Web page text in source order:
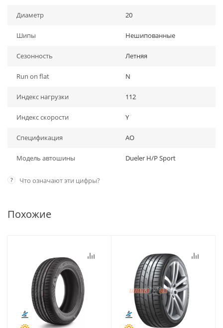
Диаметр 20
Шипы Нешипованные
Сезонность Летняя
Run on flat N
Индекс нагрузки 112
Индекс скорости Y
Спецификация AO
Модель автошины Dueler H/P Sport
? Что означают эти цифры?
Похожие